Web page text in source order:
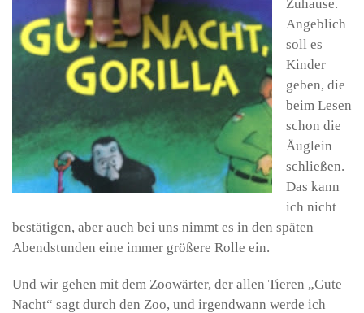
Zuhause.
Angeblich
soll es
Kinder
geben, die
beim Lesen
schon die
Äuglein
schließen.
Das kann
ich nicht
bestätigen, aber auch bei uns nimmt es in den späten
Abendstunden eine immer größere Rolle ein.
Und wir gehen mit dem Zoowärter, der allen Tieren „Gute
Nacht“ sagt durch den Zoo, und irgendwann werde ich